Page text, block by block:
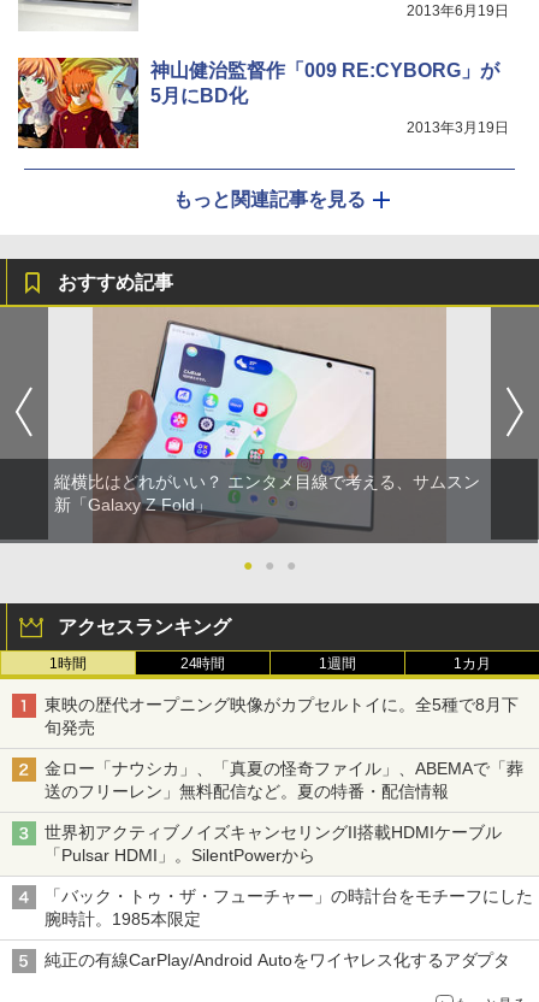
2013年6月19日
神山健治監督作「009 RE:CYBORG」が
5月にBD化
2013年3月19日
もっと関連記事を見る
おすすめ記事
縦横比はどれがいい？ エンタメ目線で考える、サムスン
新「Galaxy Z Fold」
● ● ●
アクセスランキング
1時間 24時間 1週間 1カ月
東映の歴代オープニング映像がカプセルトイに。全5種で8月下
旬発売
金ロー「ナウシカ」、「真夏の怪奇ファイル」、ABEMAで「葬
送のフリーレン」無料配信など。夏の特番・配信情報
世界初アクティブノイズキャンセリングII搭載HDMIケーブル
「Pulsar HDMI」。SilentPowerから
「バック・トゥ・ザ・フューチャー」の時計台をモチーフにした
腕時計。1985本限定
純正の有線CarPlay/Android Autoをワイヤレス化するアダプタ